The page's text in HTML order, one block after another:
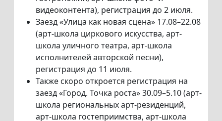
видеоконтента), регистрация до 2 июля.
Заезд «Улица как новая сцена» 17.08–22.08
(арт-школа циркового искусства, арт-
школа уличного театра, арт-школа
исполнителей авторской песни),
регистрация до 11 июля.
Также скоро откроется регистрация на
заезд «Город. Точка роста» 30.09–5.10 (арт-
школа региональных арт-резиденций,
арт-школа гостеприимства, арт-школа